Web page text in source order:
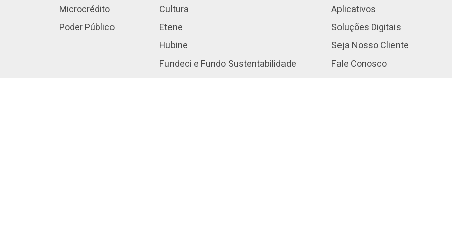
Microcrédito
Poder Público
Cultura
Etene
Hubine
Fundeci e Fundo Sustentabilidade
Aplicativos
Soluções Digitais
Seja Nosso Cliente
Fale Conosco